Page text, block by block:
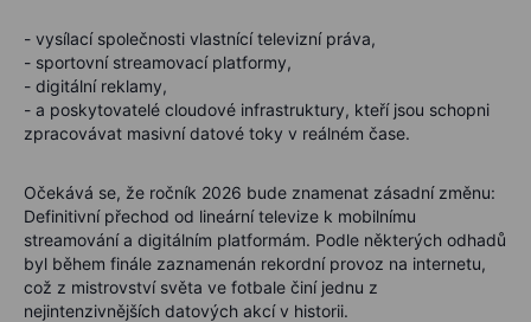
- vysílací společnosti vlastnící televizní práva,
- sportovní streamovací platformy,
- digitální reklamy,
- a poskytovatelé cloudové infrastruktury, kteří jsou schopni
zpracovávat masivní datové toky v reálném čase.
Očekává se, že ročník 2026 bude znamenat zásadní změnu:
Definitivní přechod od lineární televize k mobilnímu
streamování a digitálním platformám. Podle některých odhadů
byl během finále zaznamenán rekordní provoz na internetu,
což z mistrovství světa ve fotbale činí jednu z
nejintenzivnějších datových akcí v historii.